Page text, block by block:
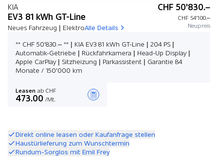
KIA
EV3 81 kWh GT-Line
Neues Fahrzeug | ElektroAlle Details
CHF 50'830.–
CHF 54'100.–
Neupreis
** CHF 50'830.– ** | KIA EV3 81 kWh GT-Line | 204 PS |
Automatik-Getriebe | Rückfahrkamera | Head-Up Display |
Apple CarPlay | Sitzheizung | Parkassistent | Garantie 84
Monate / 150'000 km
Leasen ab CHF
473.00 /Mt.
Direkt online leasen oder Kaufanfrage stellen
Haustürlieferung zum Wunschtermin
Rundum-Sorglos mit Emil Frey